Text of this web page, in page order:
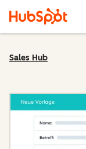
Sales Hub